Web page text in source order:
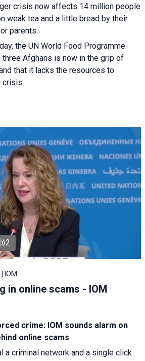
crisis now affects 14 million people
weak tea and a little bread by their
parents.
the UN World Food Programme
three Afghans is now in the grip of
that it lacks the resources to
crisis.
2
IOM
in online scams - IOM
crime: IOM sounds alarm on
online scams
a criminal network and a single click